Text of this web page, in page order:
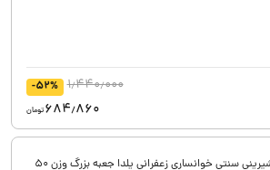
1٫440٫000 -52%
684٫860تومان
نان شیرینی سنتی خوانساری زعفرانی یلدا جعبه بزرگ وزن 50